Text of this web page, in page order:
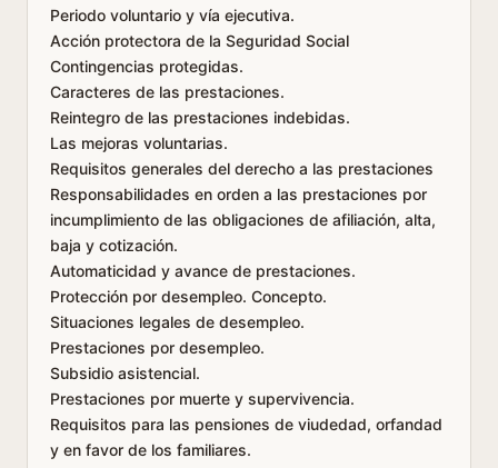
Periodo voluntario y vía ejecutiva.
Acción protectora de la Seguridad Social
Contingencias protegidas.
Caracteres de las prestaciones.
Reintegro de las prestaciones indebidas.
Las mejoras voluntarias.
Requisitos generales del derecho a las prestaciones
Responsabilidades en orden a las prestaciones por
incumplimiento de las obligaciones de afiliación, alta,
baja y cotización.
Automaticidad y avance de prestaciones.
Protección por desempleo. Concepto.
Situaciones legales de desempleo.
Prestaciones por desempleo.
Subsidio asistencial.
Prestaciones por muerte y supervivencia.
Requisitos para las pensiones de viudedad, orfandad
y en favor de los familiares.